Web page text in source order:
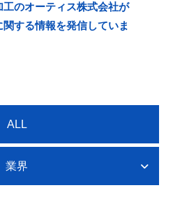
のオーティス株式会社が
する情報を発信していま
ALL
業界